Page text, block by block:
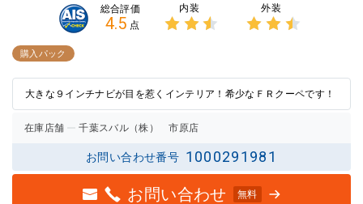
総合評価
4.5 点
内装 外装
購入パック
大きな９インチナビが目を惹くインテリア！希少なＦＲクーペです！
在庫店舗 千葉スバル（株） 市原店
お問い合わせ番号 1000291981
お問い合わせ 無料